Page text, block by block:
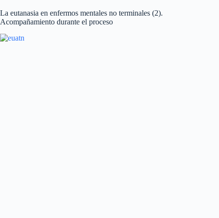
La eutanasia en enfermos mentales no terminales (2).
Acompañamiento durante el proceso